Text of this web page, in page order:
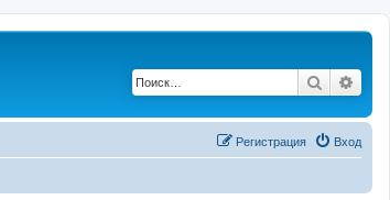
Поиск
Вход
Регистрация